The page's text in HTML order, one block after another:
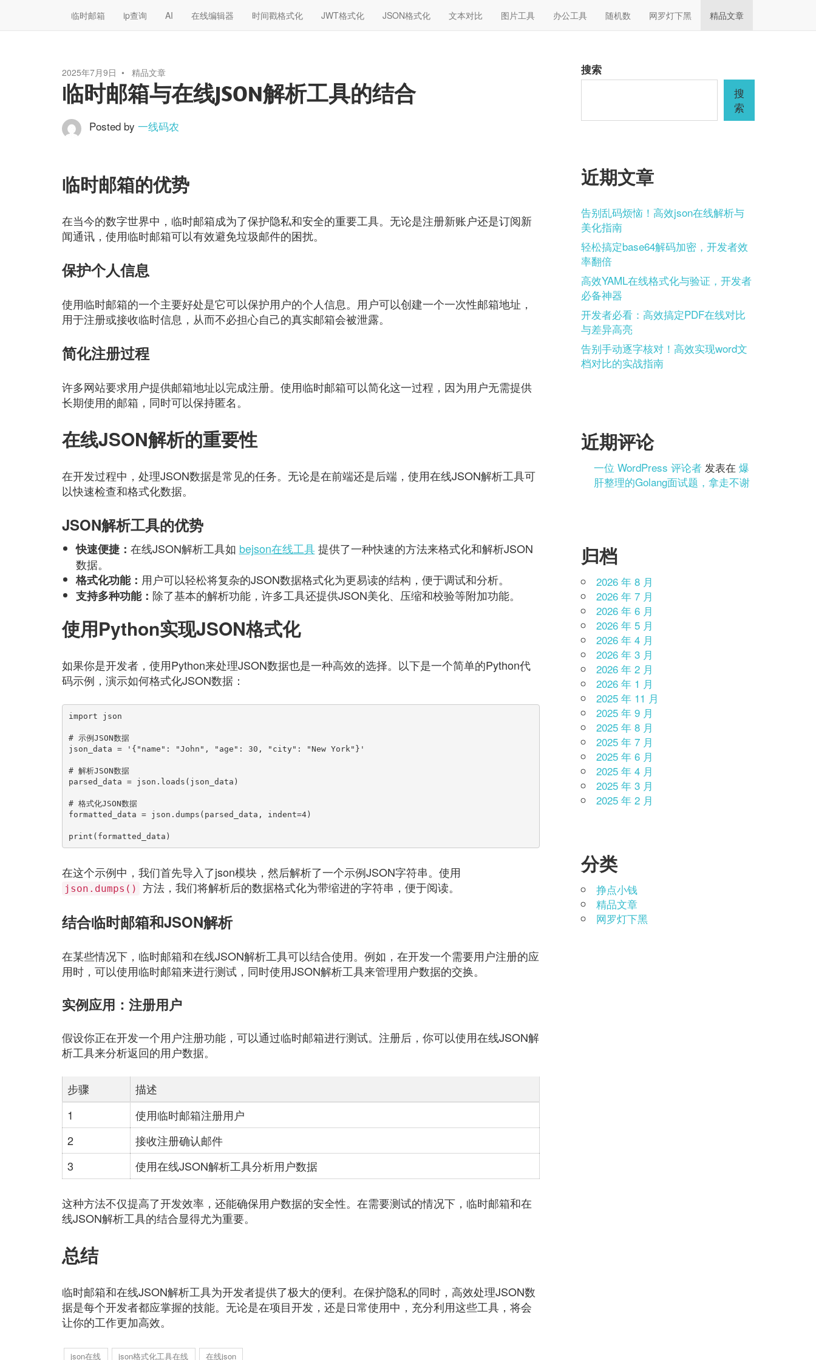
临时邮箱 ip查询 AI 在线编辑器 时间戳格式化 JWT格式化 JSON格式化 文本对比 图片工具 办公工具 随机数 网罗灯下黑 精品文章
2025年7月9日 精品文章
临时邮箱与在线JSON解析工具的结合
Posted by 一线码农
临时邮箱的优势
在当今的数字世界中，临时邮箱成为了保护隐私和安全的重要工具。无论是注册新账户还是订阅新
闻通讯，使用临时邮箱可以有效避免垃圾邮件的困扰。
保护个人信息
使用临时邮箱的一个主要好处是它可以保护用户的个人信息。用户可以创建一个一次性邮箱地址，
用于注册或接收临时信息，从而不必担心自己的真实邮箱会被泄露。
简化注册过程
许多网站要求用户提供邮箱地址以完成注册。使用临时邮箱可以简化这一过程，因为用户无需提供
长期使用的邮箱，同时可以保持匿名。
在线JSON解析的重要性
在开发过程中，处理JSON数据是常见的任务。无论是在前端还是后端，使用在线JSON解析工具可
以快速检查和格式化数据。
JSON解析工具的优势
快速便捷： 在线JSON解析工具如 bejson在线工具提供了一种快速的方法来格式化和解析JSON
数据。
格式化功能： 用户可以轻松将复杂的JSON数据格式化为更易读的结构，便于调试和分析。
支持多种功能： 除了基本的解析功能，许多工具还提供JSON美化、压缩和校验等附加功能。
使用Python实现JSON格式化
如果你是开发者，使用Python来处理JSON数据也是一种高效的选择。以下是一个简单的Python代
码示例，演示如何格式化JSON数据：
import json
# 示例JSON数据
json_data = '{"name": "John", "age": 30, "city": "New York"}'
# 解析JSON数据
parsed_data = json.loads(json_data)
# 格式化JSON数据
formatted_data = json.dumps(parsed_data, indent=4)
print(formatted_data)
在这个示例中，我们首先导入了json模块，然后解析了一个示例JSON字符串。使用
json.dumps() 方法，我们将解析后的数据格式化为带缩进的字符串，便于阅读。
结合临时邮箱和JSON解析
在某些情况下，临时邮箱和在线JSON解析工具可以结合使用。例如，在开发一个需要用户注册的应
用时，可以使用临时邮箱来进行测试，同时使用JSON解析工具来管理用户数据的交换。
实例应用：注册用户
假设你正在开发一个用户注册功能，可以通过临时邮箱进行测试。注册后，你可以使用在线JSON解
析工具来分析返回的用户数据。
步骤
描述
1
使用临时邮箱注册用户
2
接收注册确认邮件
3
使用在线JSON解析工具分析用户数据
这种方法不仅提高了开发效率，还能确保用户数据的安全性。在需要测试的情况下，临时邮箱和在
线JSON解析工具的结合显得尤为重要。
总结
临时邮箱和在线JSON解析工具为开发者提供了极大的便利。在保护隐私的同时，高效处理JSON数
据是每个开发者都应掌握的技能。无论是在项目开发，还是日常使用中，充分利用这些工具，将会
让你的工作更加高效。
json在线 json格式化工具在线 在线json
搜索
搜
索
近期文章
告别乱码烦恼！高效json在线解析与
美化指南
轻松搞定base64解码加密，开发者效
率翻倍
高效YAML在线格式化与验证，开发者
必备神器
开发者必看：高效搞定PDF在线对比
与差异高亮
告别手动逐字核对！高效实现word文
档对比的实战指南
近期评论
一位 WordPress 评论者 发表在爆
肝整理的Golang面试题，拿走不谢
归档
2026 年 8 月
2026 年 7 月
2026 年 6 月
2026 年 5 月
2026 年 4 月
2026 年 3 月
2026 年 2 月
2026 年 1 月
2025 年 11 月
2025 年 9 月
2025 年 8 月
2025 年 7 月
2025 年 6 月
2025 年 4 月
2025 年 3 月
2025 年 2 月
分类
挣点小钱
精品文章
网罗灯下黑